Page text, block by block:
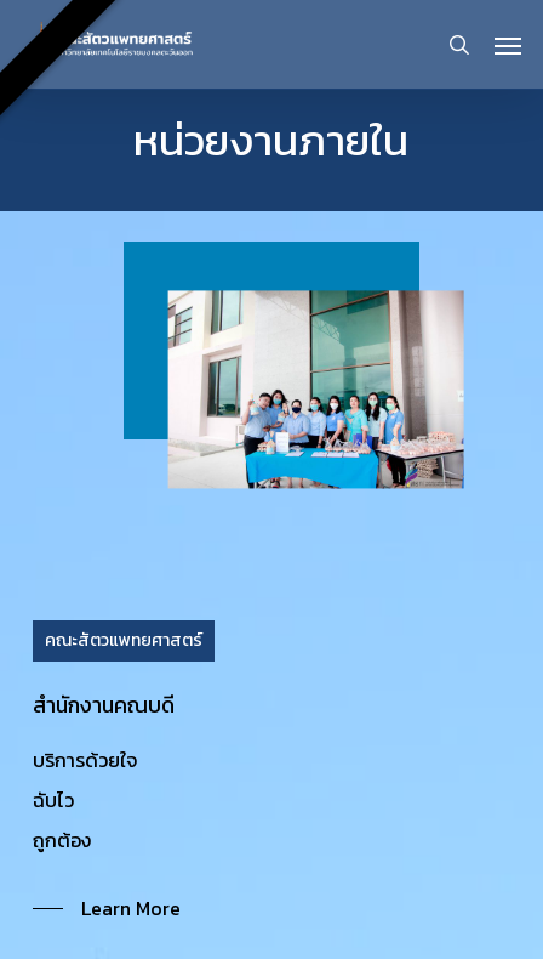
Skip
to
หน่วยงานภายใน
คณะสัตวแพทยศาสตร์
สำนักงานคณบดี
บริการด้วยใจ
ฉับไว
ถูกต้อง
Learn More